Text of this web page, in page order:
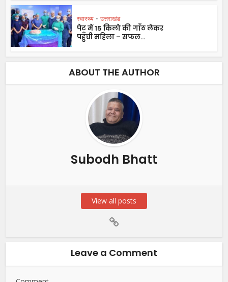
स्वास्थ्य • उत्तराखंड
पेट में 15 किलो की गाँठ लेकर
पहुँची महिला – सफल...
ABOUT THE AUTHOR
Subodh Bhatt
View all posts
Leave a Comment